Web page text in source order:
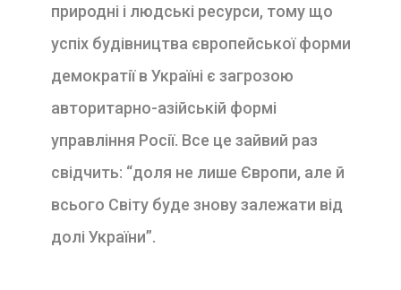
природні і людські ресурси, тому що
успіх будівництва європейської форми
демократії в Україні є загрозою
авторитарно-азійській формі
управління Росії. Все це зайвий раз
свідчить: “доля не лише Європи, але й
всього Світу буде знову залежати від
долі України”.